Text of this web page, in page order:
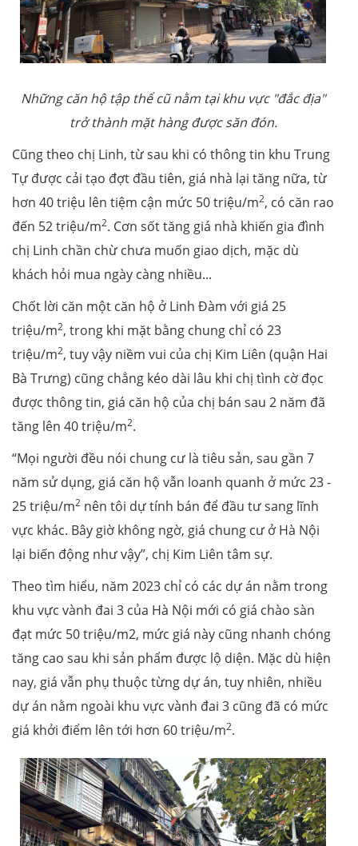
Những căn hộ tập thể cũ nằm tại khu vực "đắc địa"
trở thành mặt hàng được săn đón.
Cũng theo chị Linh, từ sau khi có thông tin khu Trung
Tự được cải tạo đợt đầu tiên, giá nhà lại tăng nữa, từ
hơn 40 triệu lên tiệm cận mức 50 triệu/m2, có căn rao
đến 52 triệu/m2. Cơn sốt tăng giá nhà khiến gia đình
chị Linh chần chừ chưa muốn giao dịch, mặc dù
khách hỏi mua ngày càng nhiều...
Chốt lời căn một căn hộ ở Linh Đàm với giá 25
triệu/m2, trong khi mặt bằng chung chỉ có 23
triệu/m2, tuy vậy niềm vui của chị Kim Liên (quận Hai
Bà Trưng) cũng chẳng kéo dài lâu khi chị tình cờ đọc
được thông tin, giá căn hộ của chị bán sau 2 năm đã
tăng lên 40 triệu/m2.
“Mọi người đều nói chung cư là tiêu sản, sau gần 7
năm sử dụng, giá căn hộ vẫn loanh quanh ở mức 23 -
25 triệu/m2 nên tôi dự tính bán để đầu tư sang lĩnh
vực khác. Bây giờ không ngờ, giá chung cư ở Hà Nội
lại biến động như vậy”, chị Kim Liên tâm sự.
Theo tìm hiểu, năm 2023 chỉ có các dự án nằm trong
khu vực vành đai 3 của Hà Nội mới có giá chào sàn
đạt mức 50 triệu/m2, mức giá này cũng nhanh chóng
tăng cao sau khi sản phẩm được lộ diện. Mặc dù hiện
nay, giá vẫn phụ thuộc từng dự án, tuy nhiên, nhiều
dự án nằm ngoài khu vực vành đai 3 cũng đã có mức
giá khởi điểm lên tới hơn 60 triệu/m2.